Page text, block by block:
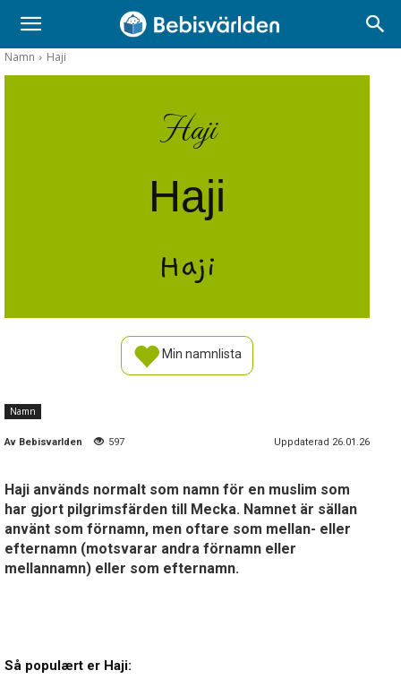
Namn Haji
Haji
Haji
Haji
Min namnlista
Namn
Av Bebisvarlden 597 Uppdaterad 26.01.26
Haji används normalt som namn för en muslim som
har gjort pilgrimsfärden till Mecka. Namnet är sällan
använt som förnamn, men oftare som mellan- eller
efternamn (motsvarar andra förnamn eller
mellannamn) eller som efternamn.
Så populært er Haji: